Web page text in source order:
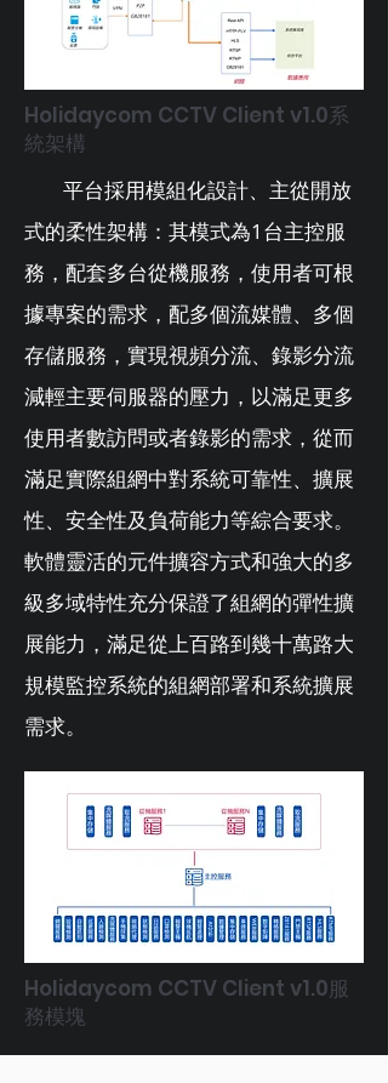
Holidaycom CCTV Client v1.0系
統架構
平台採用模組化設計、主從開放
式的柔性架構：其模式為1台主控服
務，配套多台從機服務，使用者可根
據專案的需求，配多個流媒體、多個
存儲服務，實現視頻分流、錄影分流
減輕主要伺服器的壓力，以滿足更多
使用者數訪問或者錄影的需求，從而
滿足實際組網中對系統可靠性、擴展
性、安全性及負荷能力等綜合要求。
軟體靈活的元件擴容方式和強大的多
級多域特性充分保證了組網的彈性擴
展能力，滿足從上百路到幾十萬路大
規模監控系統的組網部署和系統擴展
需求。
Holidaycom CCTV Client v1.0服
務模塊